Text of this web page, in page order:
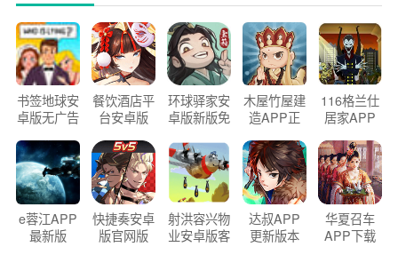
书签地球安
卓版无广告
餐饮酒店平
台安卓版
环球驿家安
卓版新版免
木屋竹屋建
造APP正
116格兰仕
居家APP
e蓉江APP
最新版
快捷奏安卓
版官网版
射洪容兴物
业安卓版客
达叔APP
更新版本
华夏召车
APP下载